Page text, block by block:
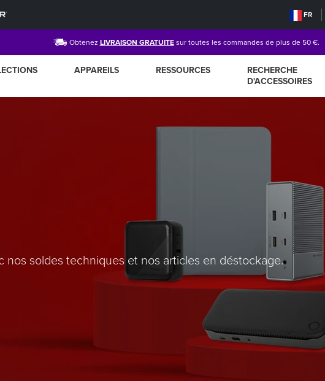
FR
Obtenez LIVRAISON GRATUITE sur toutes les commandes de plus de 50 €.
APPAREILS RESSOURCES
RECHERCHE
D'ACCESSOIRES
nos soldes techniques et nos articles en déstockage.